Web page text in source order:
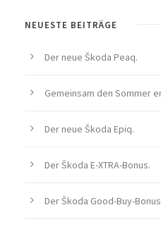
NEUESTE BEITRÄGE
Der neue Škoda Peaq.
Gemeinsam den Sommer
Der neue Škoda Epiq.
Der Škoda E-XTRA-Bonus.
Der Škoda Good-Buy-